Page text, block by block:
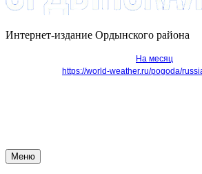
Интернет-издание Ордынского района
На месяц
https://world-weather.ru/pogoda/
Меню